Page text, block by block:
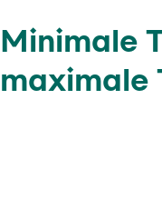
Minimale
maximale